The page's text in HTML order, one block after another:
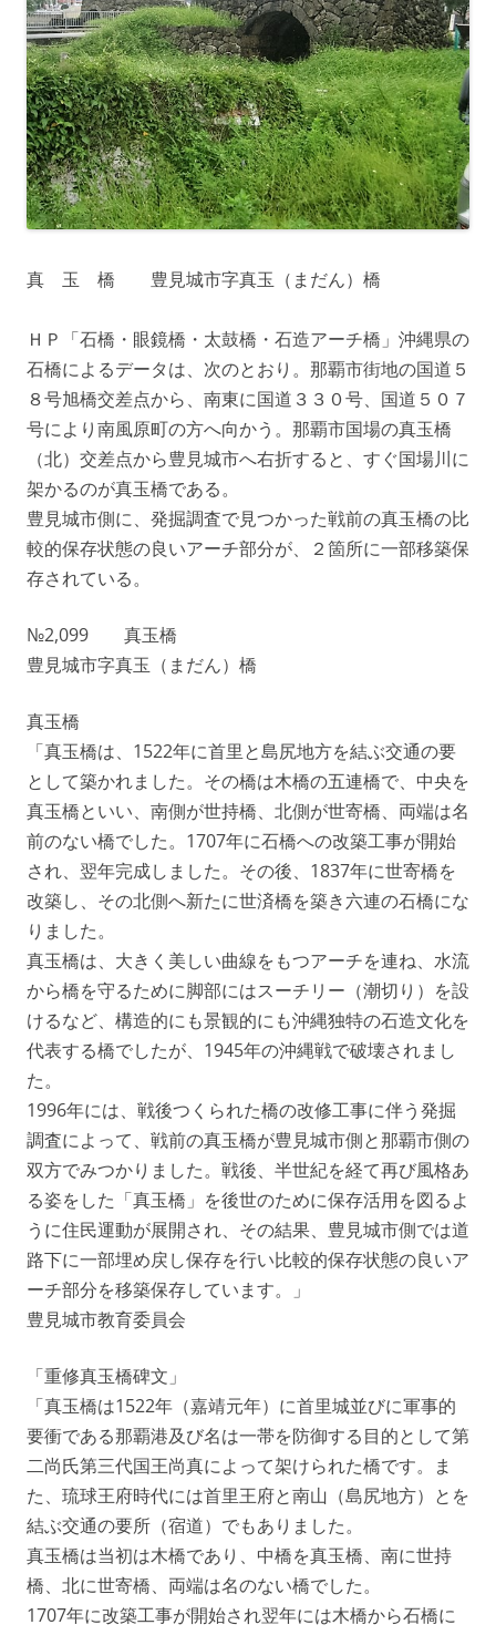
真 玉 橋 豊見城市字真玉（まだん）橋
ＨＰ「石橋・眼鏡橋・太鼓橋・石造アーチ橋」沖縄県の
石橋によるデータは、次のとおり。那覇市街地の国道５
８号旭橋交差点から、南東に国道３３０号、国道５０７
号により南風原町の方へ向かう。那覇市国場の真玉橋
（北）交差点から豊見城市へ右折すると、すぐ国場川に
架かるのが真玉橋である。
豊見城市側に、発掘調査で見つかった戦前の真玉橋の比
較的保存状態の良いアーチ部分が、２箇所に一部移築保
存されている。
№2,099 真玉橋
豊見城市字真玉（まだん）橋
真玉橋
「真玉橋は、1522年に首里と島尻地方を結ぶ交通の要
として築かれました。その橋は木橋の五連橋で、中央を
真玉橋といい、南側が世持橋、北側が世寄橋、両端は名
前のない橋でした。1707年に石橋への改築工事が開始
され、翌年完成しました。その後、1837年に世寄橋を
改築し、その北側へ新たに世済橋を築き六連の石橋にな
りました。
真玉橋は、大きく美しい曲線をもつアーチを連ね、水流
から橋を守るために脚部にはスーチリー（潮切り）を設
けるなど、構造的にも景観的にも沖縄独特の石造文化を
代表する橋でしたが、1945年の沖縄戦で破壊されまし
た。
1996年には、戦後つくられた橋の改修工事に伴う発掘
調査によって、戦前の真玉橋が豊見城市側と那覇市側の
双方でみつかりました。戦後、半世紀を経て再び風格あ
る姿をした「真玉橋」を後世のために保存活用を図るよ
うに住民運動が展開され、その結果、豊見城市側では道
路下に一部埋め戻し保存を行い比較的保存状態の良いア
ーチ部分を移築保存しています。」
豊見城市教育委員会
「重修真玉橋碑文」
「真玉橋は1522年（嘉靖元年）に首里城並びに軍事的
要衝である那覇港及び名は一帯を防御する目的として第
二尚氏第三代国王尚真によって架けられた橋です。ま
た、琉球王府時代には首里王府と南山（島尻地方）とを
結ぶ交通の要所（宿道）でもありました。
真玉橋は当初は木橋であり、中橋を真玉橋、南に世持
橋、北に世寄橋、両端は名のない橋でした。
1707年に改築工事が開始され翌年には木橋から石橋に